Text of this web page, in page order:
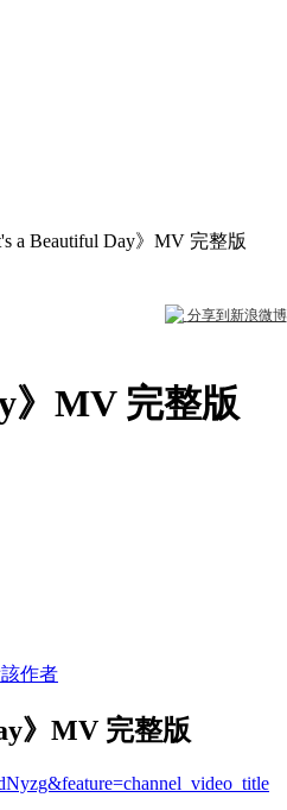
a Beautiful Day》MV 完整版
分享到新浪微博
》MV 完整版
作者
》MV 完整版